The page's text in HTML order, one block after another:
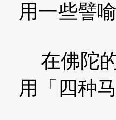
用一些譬
在佛陀
用「四种